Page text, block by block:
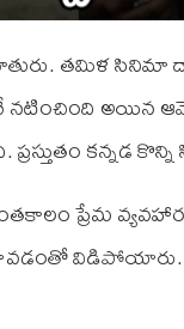
తమిళ సినిమా
నటించింది అయిన
కన్నడ
ప్రేమ
రావడంతో